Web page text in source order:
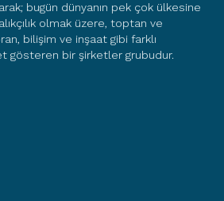
bugün dünyanın pek çok ülkesine
olmak üzere, toptan ve
bilişim ve inşaat gibi farklı
gösteren bir şirketler grubudur.